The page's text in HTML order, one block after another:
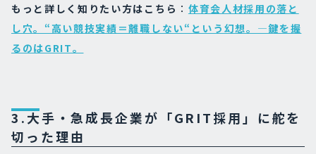
もっと詳しく知りたい方はこちら ： 体育会人材採用の落と
し穴。“高い競技実績＝離職しない“という幻想。―鍵を握
るのはGRIT。
3.大手・急成長企業が「GRIT採用」に舵を
切った理由